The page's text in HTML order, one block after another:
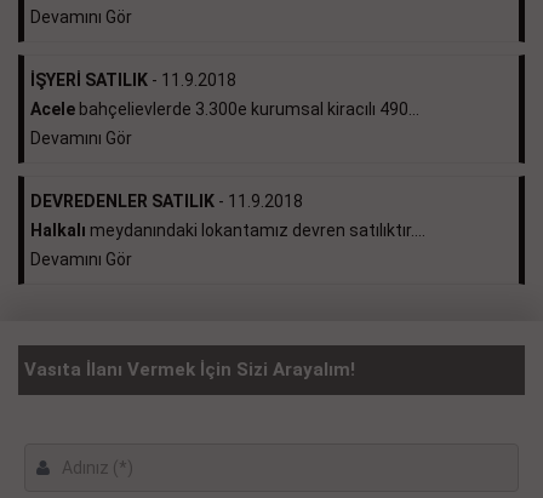
Devamını Gör
İŞYERİ SATILIK - 11.9.2018
Acele bahçelievlerde 3.300e kurumsal kiracılı 490...
Devamını Gör
DEVREDENLER SATILIK - 11.9.2018
Halkalı meydanındaki lokantamız devren satılıktır....
Devamını Gör
Vasıta İlanı Vermek İçin Sizi Arayalım!